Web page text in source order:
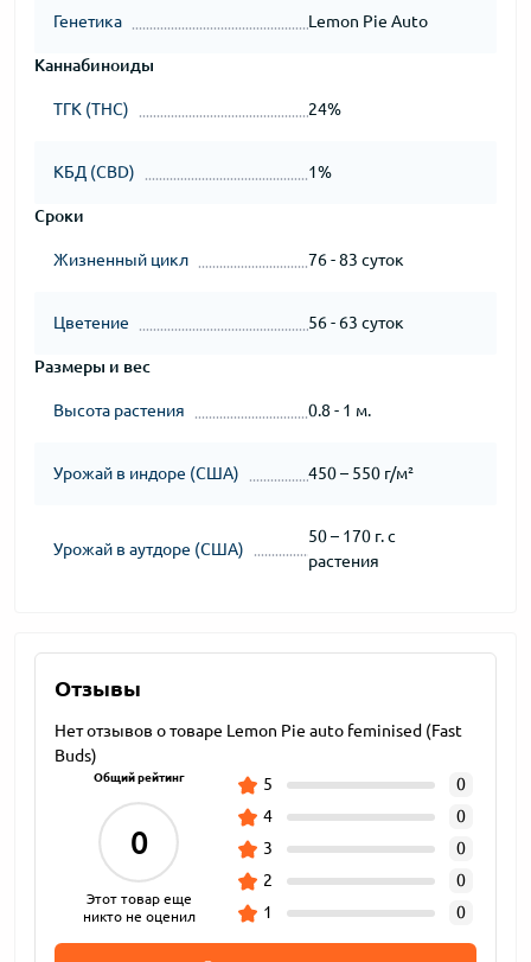
Генетика Lemon Pie Auto
Каннабиноиды
ТГК (THC) 24%
КБД (CBD) 1%
Сроки
Жизненный цикл 76 - 83 суток
Цветение 56 - 63 суток
Размеры и вес
Высота растения 0.8 - 1 м.
Урожай в индоре (США) 450 – 550 г/м²
Урожай в аутдоре (США)
50 – 170 г. с
растения
Отзывы
Нет отзывов о товаре Lemon Pie auto feminised (Fast
Buds)
Общий рейтинг
0
Этот товар еще
никто не оценил
5
0
4
0
3
0
2
0
1
0